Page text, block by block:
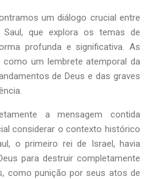
um diálogo crucial entre
que explora os temas de
profunda e significativa. As
como um lembrete atemporal da
de Deus e das graves
a mensagem contida
considerar o contexto histórico
o primeiro rei de Israel, havia
para destruir completamente
como punição por seus atos de